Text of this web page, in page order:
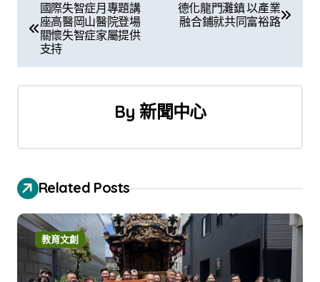
章
導
覽
國際失智症月專題講
座高醫岡山醫院登場
關懷失智症家屬提供
支持
德化龍門灘鎮 以產業
融合鋪就共同富裕路
By 新聞中心
Related Posts
教育文創